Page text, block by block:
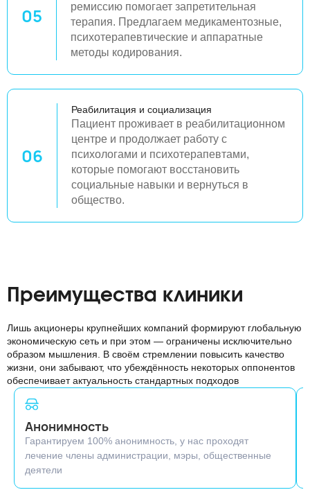
05
ремиссию помогает запретительная
терапия. Предлагаем медикаментозные,
психотерапевтические и аппаратные
методы кодирования.
06
Реабилитация и социализация
Пациент проживает в реабилитационном
центре и продолжает работу с
психологами и психотерапевтами,
которые помогают восстановить
социальные навыки и вернуться в
общество.
Преимущества клиники
Лишь акционеры крупнейших компаний формируют глобальную
экономическую сеть и при этом — ограничены исключительно
образом мышления. В своём стремлении повысить качество
жизни, они забывают, что убеждённость некоторых оппонентов
обеспечивает актуальность стандартных подходов
Анонимность
Гарантируем 100% анонимность, у нас проходят
лечение члены администрации, мэры, общественные
деятели